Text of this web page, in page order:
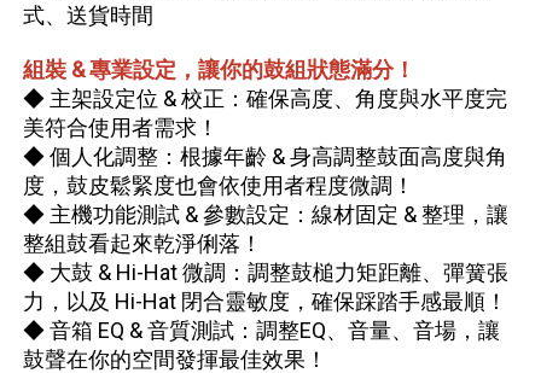
式、送貨時間
組裝 & 專業設定，讓你的鼓組狀態滿分！
◆ 主架設定位 & 校正：確保高度、角度與水平度完
美符合使用者需求！
◆ 個人化調整：根據年齡 & 身高調整鼓面高度與角
度，鼓皮鬆緊度也會依使用者程度微調！
◆ 主機功能測試 & 參數設定：線材固定 & 整理，讓
整組鼓看起來乾淨俐落！
◆ 大鼓 & Hi-Hat 微調：調整鼓槌力矩距離、彈簧張
力，以及 Hi-Hat 閉合靈敏度，確保踩踏手感最順！
◆ 音箱 EQ & 音質測試：調整EQ、音量、音場，讓
鼓聲在你的空間發揮最佳效果！